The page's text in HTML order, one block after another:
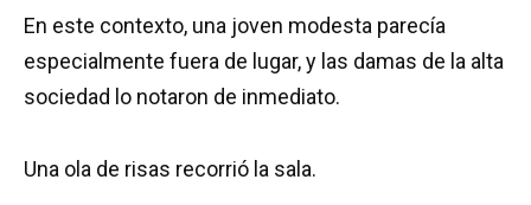
En este contexto, una joven modesta parecía
especialmente fuera de lugar, y las damas de la alta
sociedad lo notaron de inmediato.
Una ola de risas recorrió la sala.